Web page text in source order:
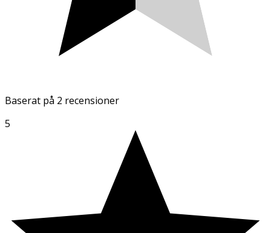
Baserat på 2 recensioner
5